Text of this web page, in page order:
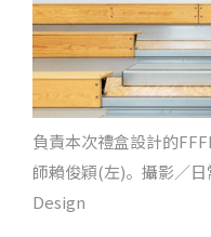
負責本次禮盒設計的
師賴俊穎(左)。攝影／
Design